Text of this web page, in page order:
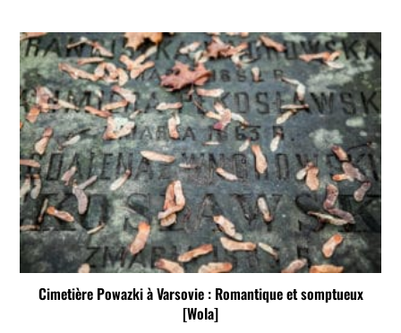
Cimetière Powazki à Varsovie : Romantique et somptueux
[Wola]